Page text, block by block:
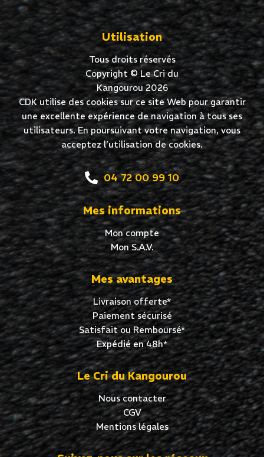
Utilisation
Tous droits réservés
Copyright © Le Cri du
Kangourou 2026
CDK utilise des cookies sur ce site Web pour garantir
une excellente expérience de navigation à tous ses
utilisateurs. En poursuivant votre navigation, vous
acceptez l’utilisation de cookies.
04 72 00 99 10
Mes informations
Mon compte
Mon S.A.V.
Mes avantages
Livraison offerte*
Paiement sécurisé
Satisfait ou Remboursé*
Expédié en 48h*
Le Cri du Kangourou
Nous contacter
CGV
Mentions légales